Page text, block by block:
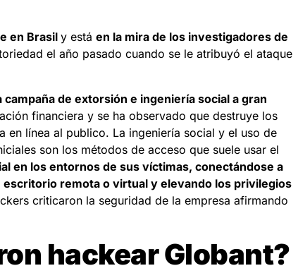
en Brasil y está en la mira de los investigadores de
el año pasado cuando se le atribuyó el ataque
campaña de extorsión e ingeniería social a gran
financiera y se ha observado que destruye los
en línea al publico. La ingeniería social y el uso de
son los métodos de acceso que suele usar el
en los entornos de sus víctimas, conectándose a
remota o virtual y elevando los privilegios
criticaron la seguridad de la empresa afirmando
hackear Globant?